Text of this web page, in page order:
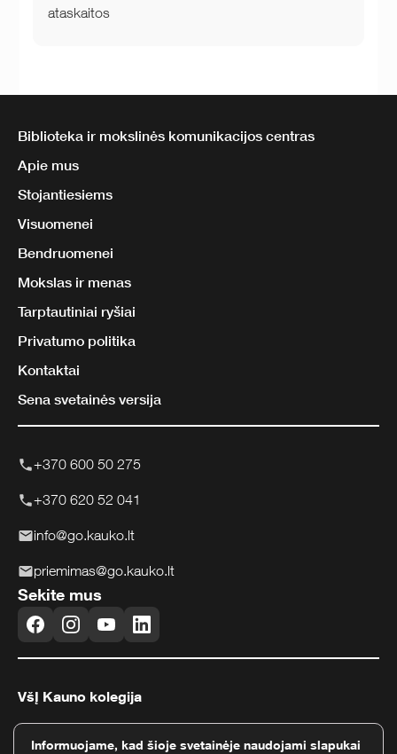
ataskaitos
Biblioteka ir mokslinės komunikacijos centras
Apie mus
Stojantiesiems
Visuomenei
Bendruomenei
Mokslas ir menas
Tarptautiniai ryšiai
Privatumo politika
Kontaktai
Sena svetainės versija
+370 600 50 275
+370 620 52 041
info@go.kauko.lt
priemimas@go.kauko.lt
Sekite mus
VšĮ Kauno kolegija
Pramonės pr. 20, LT-50468 Kaunas
Informuojame, kad šioje svetainėje naudojami slapukai